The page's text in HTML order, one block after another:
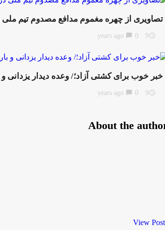
تصاویری از چهره مغموم مدافع مصدوم تیم ملی
access_time
9 years ago
chat_bubble 0
خبر خوب برای کشتی آزاد؛/ وعده دیدار یزدانی و
access_time
9 years ago
chat_bubble 0
About the
View